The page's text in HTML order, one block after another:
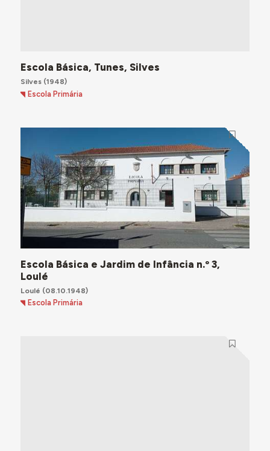
Escola Básica, Tunes, Silves
Silves(1948)
Escola Primária
Escola Básica e Jardim de Infância n.º 3,
Loulé
Loulé (08.10.1948)
Escola Primária